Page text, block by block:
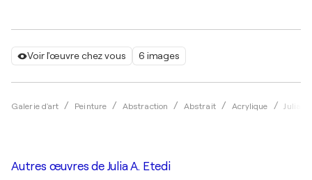
Voir l'œuvre chez vous 6 images
Galerie d'art Peinture Abstraction Abstrait Acrylique Julia
Autres œuvres de Julia A. Etedi